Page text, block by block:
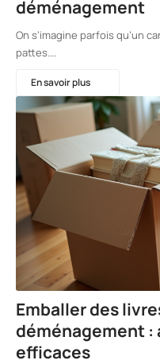
déménagement
On s’imagine parfois qu’un
pattes.…
En savoir plus
Emballer des
déménagement
efficaces